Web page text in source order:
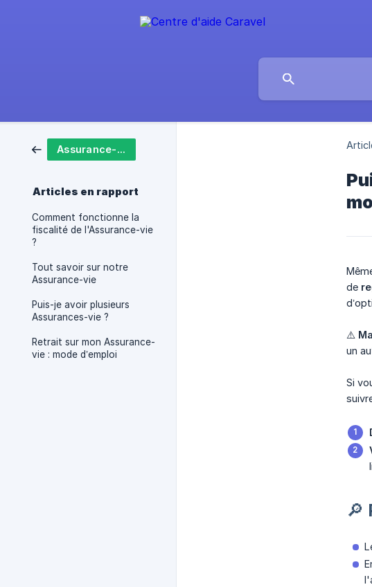
Assurance-vie
Articles en rapport
Comment fonctionne la
fiscalité de l'Assurance-vie
?
Tout savoir sur notre
Assurance-vie
Puis-je avoir plusieurs
Assurances-vie ?
Retrait sur mon Assurance-
vie : mode d’emploi
de
⚠️
un
Si
🔎